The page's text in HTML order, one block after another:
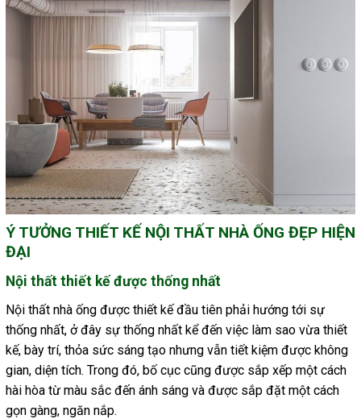
Ý TƯỞNG THIẾT KẾ NỘI THẤT NHÀ ỐNG ĐẸP HIỆN
ĐẠI
Nội thất thiết kế được thống nhất
Nội thất nhà ống được thiết kế đầu tiên phải hướng tới sự
thống nhất, ở đây sự thống nhất kể đến việc làm sao vừa thiết
kế, bày trí, thỏa sức sáng tạo nhưng vẫn tiết kiệm được không
gian, diện tích. Trong đó, bố cục cũng được sắp xếp một cách
hài hòa từ màu sắc đến ánh sáng và được sắp đặt một cách
gọn gàng, ngăn nắp.